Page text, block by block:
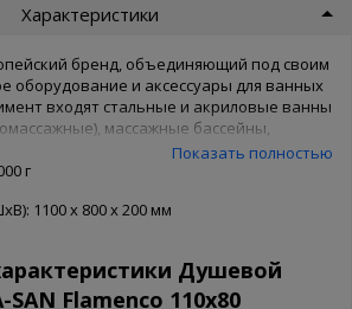
Характеристики
бренд, объединяющий под своим
оборудование и аксессуары для ванных
входят стальные и акриловые ванны
массажные бассейны,
поддоны, а также разнообразные
представить себе уютную и
Около 80% всей продукции,
Колпа-Сан, реализуется на
Показать полностью
г
1100 x 800 x 200 мм
Душевой
Flamenco 110х80